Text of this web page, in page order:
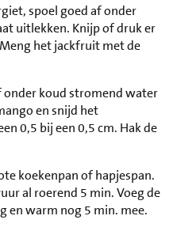
spoel goed af onder
uitlekken. Knijp of druk er
het jackfruit met de
onder koud stromend water
en snijd het
0,5 bij een 0,5 cm. Hak de
koekenpan of hapjespan.
al roerend 5 min. Voeg de
en warm nog 5 min. mee.